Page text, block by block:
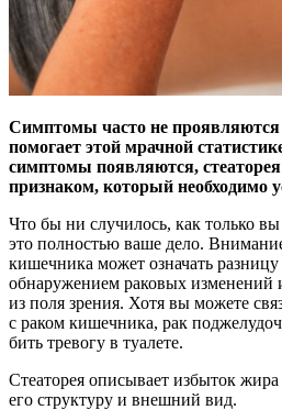
Симптомы часто не проявляются
помогает этой мрачной
симптомы появляются,
признаком, который необходимо
Что бы ни случилось, как только
это полностью ваше дело.
кишечника может означать
обнаружением раковых
из поля зрения. Хотя вы можете
с раком кишечника, рак
бить тревогу в туалете.
Стеаторея описывает избыток
его структуру и внешний вид.